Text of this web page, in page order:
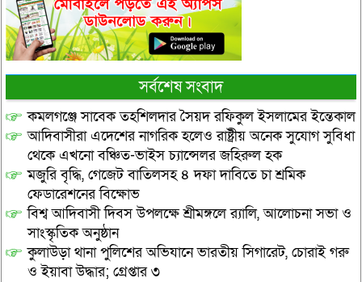
সর্বশেষ সংবাদ
কমলগঞ্জে সাবেক তহশিলদার সৈয়দ রফিকুল ইসলামের ইন্তেকাল
আদিবাসীরা এদেশের নাগরিক হলেও রাষ্ট্রীয় অনেক সুযোগ সুবিধা
থেকে এখনো বঞ্চিত-ভাইস চ্যান্সেলর জহিরুল হক
মজুরি বৃদ্ধি, গেজেট বাতিলসহ ৪ দফা দাবিতে চা শ্রমিক
ফেডারেশনের বিক্ষোভ
বিশ্ব আদিবাসী দিবস উপলক্ষে শ্রীমঙ্গলে র‌্যালি, আলোচনা সভা ও
সাংস্কৃতিক অনুষ্ঠান
কুলাউড়া থানা পুলিশের অভিযানে ভারতীয় সিগারেট, চোরাই গরু
ও ইয়াবা উদ্ধার; গ্রেপ্তার ৩